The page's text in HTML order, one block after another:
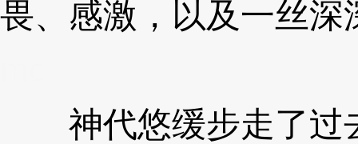
畏、感激，以及一丝
神代悠缓步走了过